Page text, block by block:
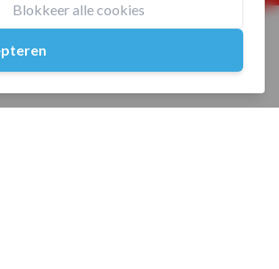
Blokkeer alle cookies
Opberg meubel
Opberg meubel